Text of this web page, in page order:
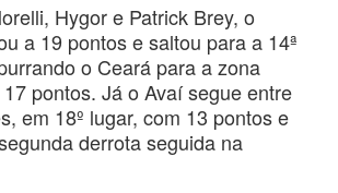
Hygor e Patrick Brey, o
a 19 pontos e saltou para a 14ª
o Ceará para a zona
pontos. Já o Avaí segue entre
em 18º lugar, com 13 pontos e
derrota seguida na